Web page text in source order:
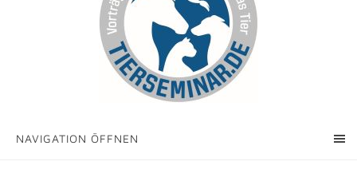
NAVIGATION ÖFFNEN